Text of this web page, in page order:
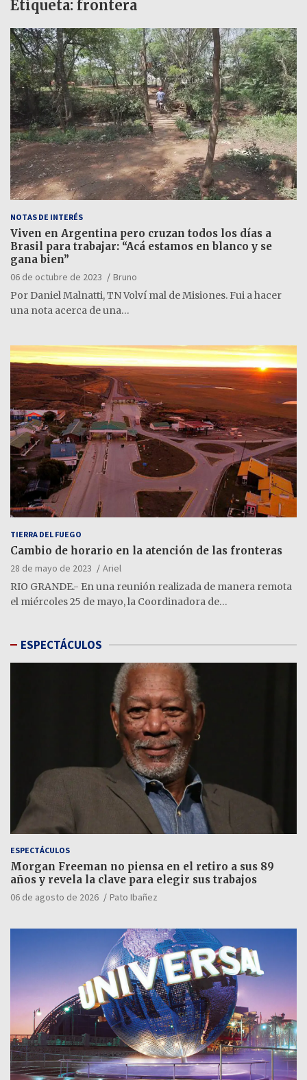
Etiqueta: frontera
NOTAS DE INTERÉS
Viven en Argentina pero cruzan todos los días a
Brasil para trabajar: “Acá estamos en blanco y se
gana bien”
06 de octubre de 2023
Bruno
Por Daniel Malnatti, TN Volví mal de Misiones. Fui a hacer
una nota acerca de una…
TIERRA DEL FUEGO
Cambio de horario en la atención de las fronteras
28 de mayo de 2023
Ariel
RIO GRANDE.- En una reunión realizada de manera remota
el miércoles 25 de mayo, la Coordinadora de…
ESPECTÁCULOS
ESPECTÁCULOS
Morgan Freeman no piensa en el retiro a sus 89
años y revela la clave para elegir sus trabajos
06 de agosto de 2026 Pato Ibañez